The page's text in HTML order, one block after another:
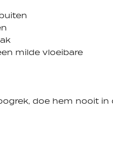
milde vloeibare
doe hem nooit in